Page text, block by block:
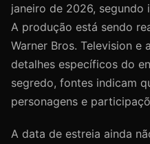
janeiro de 2026, segundo
A produção está sendo
Warner Bros. Television e
detalhes específicos do
segredo, fontes indicam
personagens e
A data de estreia ainda